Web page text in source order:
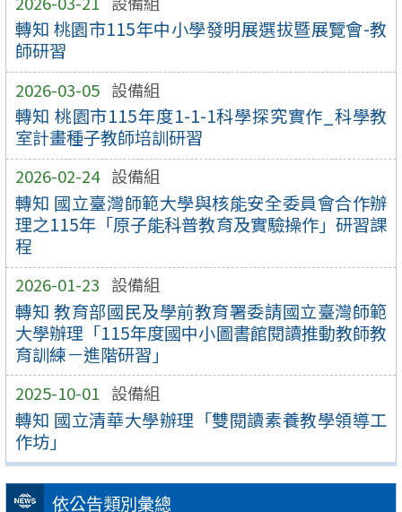
轉知 桃園市115年中小學發明展選拔暨展覽會-教
師研習
2026-03-05 設備組
轉知 桃園市115年度1-1-1科學探究實作_科學教
室計畫種子教師培訓研習
2026-02-24 設備組
轉知 國立臺灣師範大學與核能安全委員會合作辦
理之115年「原子能科普教育及實驗操作」研習課
程
2026-01-23 設備組
轉知 教育部國民及學前教育署委請國立臺灣師範
大學辦理「115年度國中小圖書館閱讀推動教師教
育訓練－進階研習」
2025-10-01 設備組
轉知 國立清華大學辦理「雙閱讀素養教學領導工
作坊」
依公告類別彙總